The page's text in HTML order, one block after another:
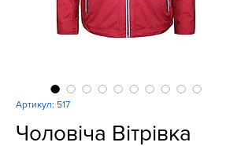
Артикул: 517
Чоловіча Вітрівка